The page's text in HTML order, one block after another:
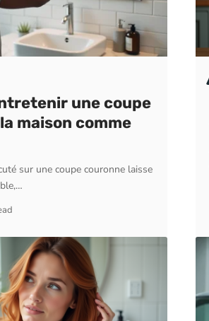
une coupe
maison comme
sur une coupe couronne laisse
…